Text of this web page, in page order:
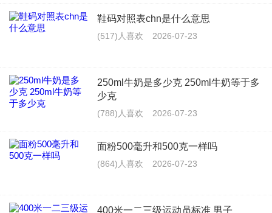
鞋码对照表chn是什么意思
(517)人喜欢 2026-07-23
250ml牛奶是多少克 250ml牛奶等于多
少克
(788)人喜欢 2026-07-23
面粉500毫升和500克一样吗
(864)人喜欢 2026-07-23
400米一二三级运动员标准 男子